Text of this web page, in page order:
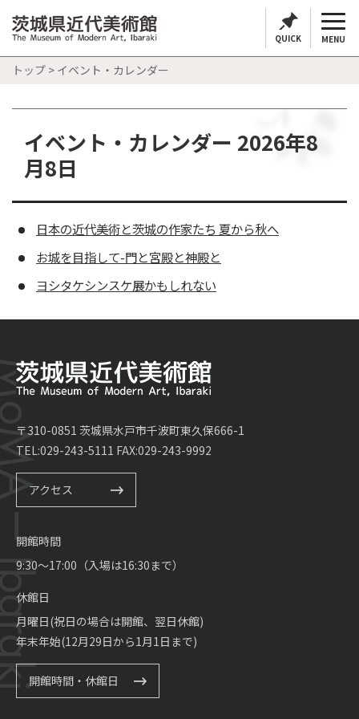
QUICK MENU
トップ > イベント・カレンダー
イベント・カレンダー 2026年8
月8日
日本の近代美術と茨城の作家たち 夏から秋へ
お城を目指して-門と宮殿と神殿と
ヨシタケシンスケ展かもしれない
〒310-0851 茨城県水戸市千波町東久保666-1
TEL:029-243-5111 FAX:029-243-9992
アクセス
開館時間
9:30～17:00（入場は16:30まで）
休館日
月曜日(祝日の場合は開館、翌日休館)
年末年始(12月29日から1月1日まで)
開館時間・休館日